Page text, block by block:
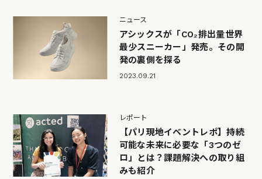
ニュース
アシックスが「CO₂排出量世界
最少スニーカー」発売。その開
発の裏側を探る
2023.09.21
レポート
【パリ現地イベントレポ】持続
可能な未来に必要な「3つのゼ
ロ」とは？課題解決への取り組
みも紹介